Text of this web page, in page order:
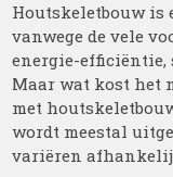
Houtskeletbouw is
vanwege de vele
energie-efficiëntie,
Maar wat kost het
met
wordt meestal
variëren